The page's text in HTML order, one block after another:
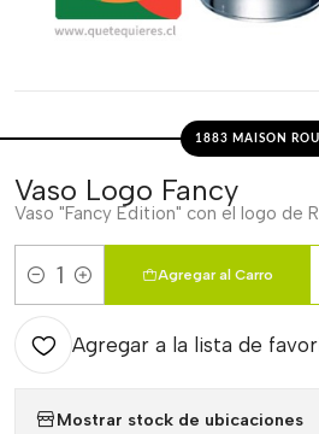
1883 MAISON
Vaso Logo Fancy
Vaso "Fancy Edition" con el logo de
Cantidad
Agregar al Carro
Agregar a la lista de
Mostrar stock de ubicaciones